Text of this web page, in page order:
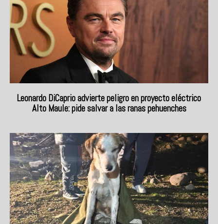
Leonardo DiCaprio advierte peligro en proyecto eléctrico
Alto Maule: pide salvar a las ranas pehuenches